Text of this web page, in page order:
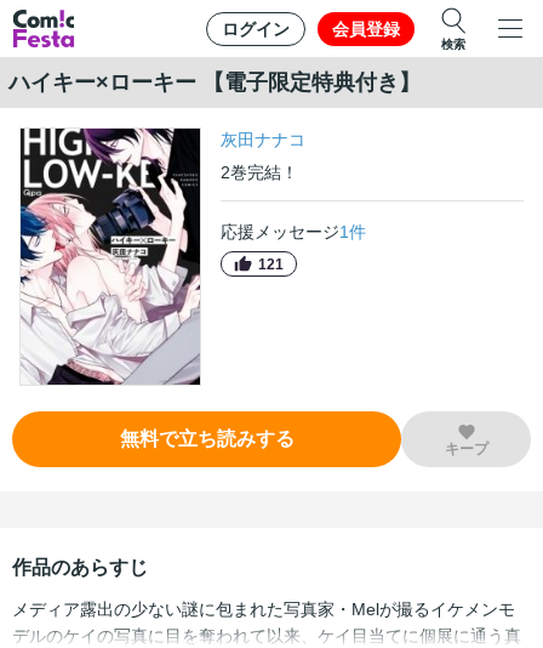
ログイン 会員登録
検索
ハイキー×ローキー 【電子限定特典付き】
灰田ナナコ
2巻完結！
応援メッセージ1件
121
無料で立ち読みする キープ
作品のあらすじ
メディア露出の少ない謎に包まれた写真家・Melが撮るイケメンモ
デルのケイの写真に目を奪われて以来、ケイ目当てに個展に通う真